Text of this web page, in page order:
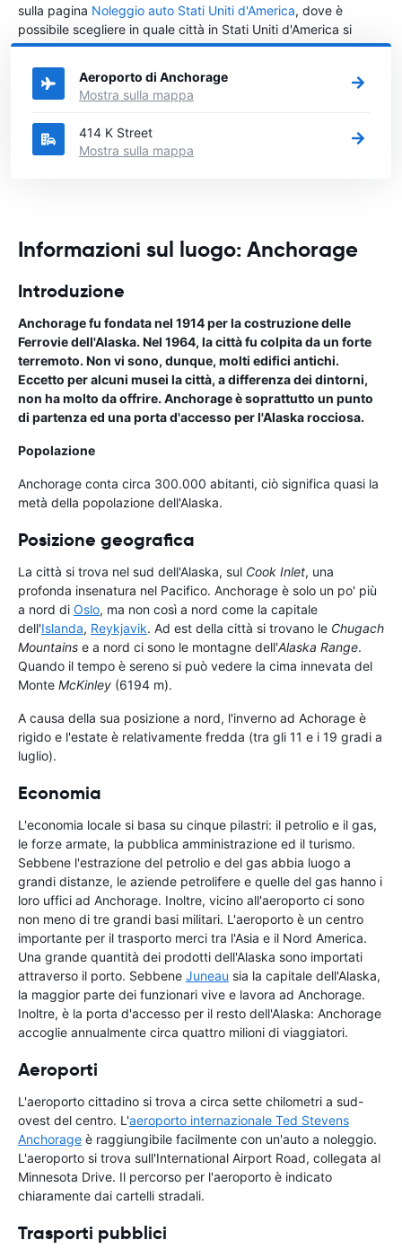
sulla pagina Noleggio auto Stati Uniti d'America, dove è
possibile scegliere in quale città in Stati Uniti d'America si
vuole noleggiare l'auto.
Aeroporto di Anchorage
Mostra sulla mappa
414 K Street
Mostra sulla mappa
Informazioni sul luogo: Anchorage
Introduzione
Anchorage fu fondata nel 1914 per la costruzione delle
Ferrovie dell'Alaska. Nel 1964, la città fu colpita da un forte
terremoto. Non vi sono, dunque, molti edifici antichi.
Eccetto per alcuni musei la città, a differenza dei dintorni,
non ha molto da offrire. Anchorage è soprattutto un punto
di partenza ed una porta d'accesso per l'Alaska rocciosa.
Popolazione
Anchorage conta circa 300.000 abitanti, ciò significa quasi la
metà della popolazione dell'Alaska.
Posizione geografica
La città si trova nel sud dell'Alaska, sul Cook Inlet, una
profonda insenatura nel Pacifico. Anchorage è solo un po' più
a nord di Oslo, ma non così a nord come la capitale
dell'Islanda, Reykjavik. Ad est della città si trovano le Chugach
Mountains e a nord ci sono le montagne dell'Alaska Range.
Quando il tempo è sereno si può vedere la cima innevata del
Monte McKinley (6194 m).
A causa della sua posizione a nord, l'inverno ad Achorage è
rigido e l'estate è relativamente fredda (tra gli 11 e i 19 gradi a
luglio).
Economia
L'economia locale si basa su cinque pilastri: il petrolio e il gas,
le forze armate, la pubblica amministrazione ed il turismo.
Sebbene l'estrazione del petrolio e del gas abbia luogo a
grandi distanze, le aziende petrolifere e quelle del gas hanno i
loro uffici ad Anchorage. Inoltre, vicino all'aeroporto ci sono
non meno di tre grandi basi militari. L'aeroporto è un centro
importante per il trasporto merci tra l'Asia e il Nord America.
Una grande quantità dei prodotti dell'Alaska sono importati
attraverso il porto. Sebbene Juneau sia la capitale dell'Alaska,
la maggior parte dei funzionari vive e lavora ad Anchorage.
Inoltre, è la porta d'accesso per il resto dell'Alaska: Anchorage
accoglie annualmente circa quattro milioni di viaggiatori.
Aeroporti
L'aeroporto cittadino si trova a circa sette chilometri a sud-
ovest del centro. L'aeroporto internazionale Ted Stevens
Anchorage è raggiungibile facilmente con un'auto a noleggio.
L'aeroporto si trova sull'International Airport Road, collegata al
Minnesota Drive. Il percorso per l'aeroporto è indicato
chiaramente dai cartelli stradali.
Trasporti pubblici